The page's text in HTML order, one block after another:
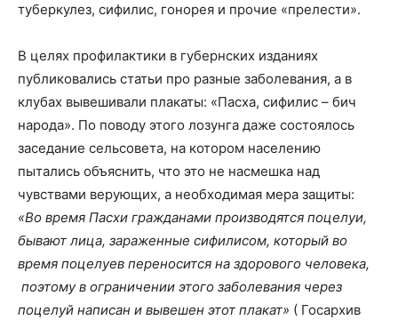
туберкулез, сифилис, гонорея и прочие «прелести».
В целях профилактики в губернских изданиях
публиковались статьи про разные заболевания, а в
клубах вывешивали плакаты: «Пасха, сифилис – бич
народа». По поводу этого лозунга даже состоялось
заседание сельсовета, на котором населению
пытались объяснить, что это не насмешка над
чувствами верующих, а необходимая мера защиты:
«Во время Пасхи гражданами производятся поцелуи,
бывают лица, зараженные сифилисом, который во
время поцелуев переносится на здорового человека,
поэтому в ограничении этого заболевания через
поцелуй написан и вывешен этот плакат» ( Госархив